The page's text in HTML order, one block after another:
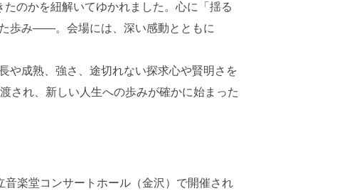
のかを紐解いてゆかれました。心に「揺る
歩み――。会場には、深い感動とともに
や成熟、強さ、途切れない探求心や賢明さを
され、新しい人生への歩みが確かに始まった
音楽堂コンサートホール（金沢）で開催され